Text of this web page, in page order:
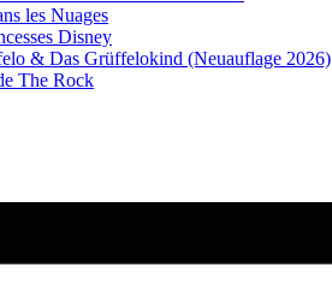
les Nuages
Disney
& Das Grüffelokind (Neuauflage 2026)
The Rock